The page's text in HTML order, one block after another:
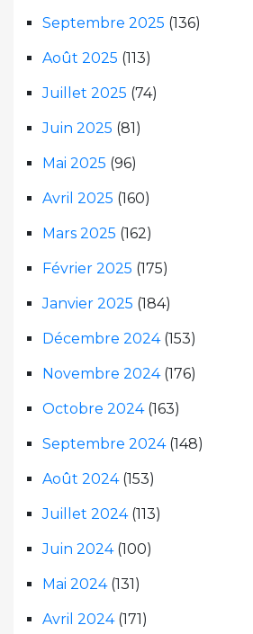
Septembre 2025 (136)
Août 2025 (113)
Juillet 2025 (74)
Juin 2025 (81)
Mai 2025 (96)
Avril 2025 (160)
Mars 2025 (162)
Février 2025 (175)
Janvier 2025 (184)
Décembre 2024(153)
Novembre 2024(176)
Octobre 2024(163)
Septembre 2024(148)
Août 2024(153)
Juillet 2024(113)
Juin 2024(100)
Mai 2024(131)
Avril 2024(171)